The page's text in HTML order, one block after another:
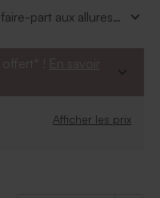
part aux allures
naissance voiture
! En savoir
Afficher les prix